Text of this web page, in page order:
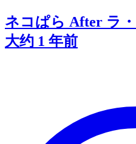
ネコぱら After ラ
大约 1 年前